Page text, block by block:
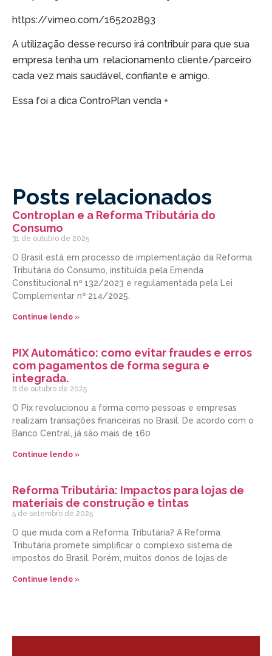
https://vimeo.com/165202893
A utilização desse recurso irá contribuir para que sua
empresa tenha um relacionamento cliente/parceiro
cada vez mais saudável, confiante e amigo.
Essa foi a dica ControPlan venda +
Posts relacionados
Controplan e a Reforma Tributária do
Consumo
31 de outubro de 2025
O Brasil está em processo de implementação da Reforma
Tributária do Consumo, instituída pela Emenda
Constitucional nº 132/2023 e regulamentada pela Lei
Complementar nº 214/2025.
Continue lendo »
PIX Automático: como evitar fraudes e erros
com pagamentos de forma segura e
integrada.
8 de outubro de 2025
O Pix revolucionou a forma como pessoas e empresas
realizam transações financeiras no Brasil. De acordo com o
Banco Central, já são mais de 160
Continue lendo »
Reforma Tributária: Impactos para lojas de
materiais de construção e tintas
5 de setembro de 2025
O que muda com a Reforma Tributária? A Reforma
Tributária promete simplificar o complexo sistema de
impostos do Brasil. Porém, muitos donos de lojas de
Continue lendo »